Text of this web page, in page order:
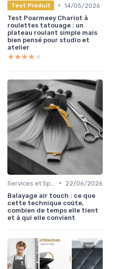
Test Produit • 14/05/2026
Test Poarmeey Chariot à
roulettes tatouage : un
plateau roulant simple mais
bien pensé pour studio et
atelier
★★★★★
★★★★★
•
22/06/2026
Balayage air touch : ce que
cette technique coûte,
combien de temps elle tient
et à qui elle convient